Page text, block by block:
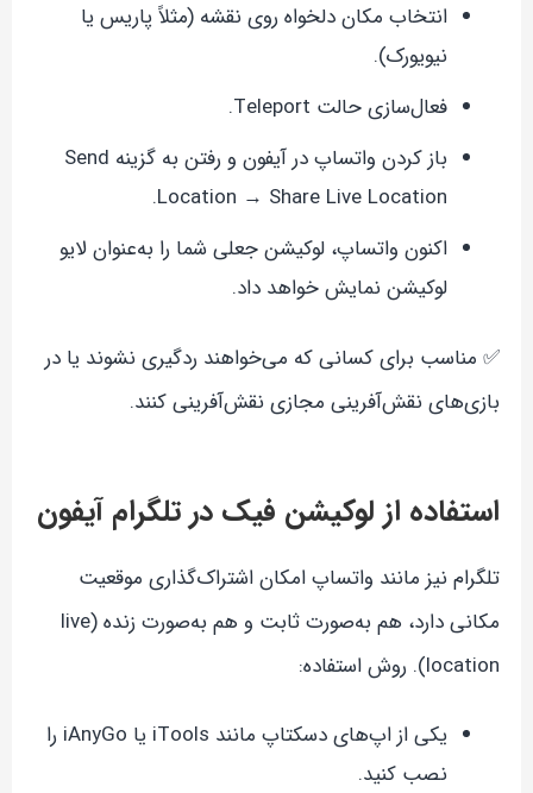
انتخاب مکان دلخواه روی نقشه (مثلاً پاریس یا
نیویورک).
فعال‌سازی حالت Teleport.
باز کردن واتساپ در آیفون و رفتن به گزینه Send
Location → Share Live Location.
اکنون واتساپ، لوکیشن جعلی شما را به‌عنوان لایو
لوکیشن نمایش خواهد داد.
✅ مناسب برای کسانی که می‌خواهند ردگیری نشوند یا در
بازی‌های نقش‌آفرینی مجازی نقش‌آفرینی کنند.
استفاده از لوکیشن فیک در تلگرام آیفون
تلگرام نیز مانند واتساپ امکان اشتراک‌گذاری موقعیت
مکانی دارد، هم به‌صورت ثابت و هم به‌صورت زنده (live
location). روش استفاده:
یکی از اپ‌های دسکتاپ مانند iTools یا iAnyGo را
نصب کنید.